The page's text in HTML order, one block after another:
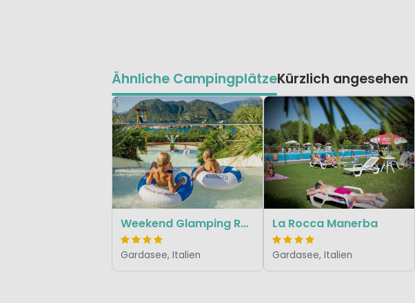
Ähnliche CampingplätzeKürzlich angesehen
Weekend Glamping Resort
Gardasee, Italien
La Rocca Manerba
Gardasee, Italien